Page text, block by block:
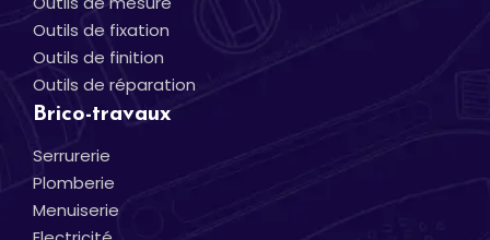
Outils de fixation
Outils de finition
Outils de réparation
Brico-travaux
Serrurerie
Plomberie
Menuiserie